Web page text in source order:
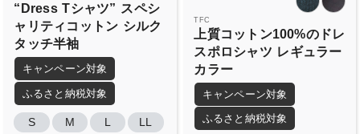
“Dress Tシャツ” スペシ
ャリティコットン シルク
タッチ半袖
キャンペーン対象
ふるさと納税対象
S M L
LL
TFC
上質コットン100%のドレ
スポロシャツ レギュラー
カラー
キャンペーン対象
ふるさと納税対象